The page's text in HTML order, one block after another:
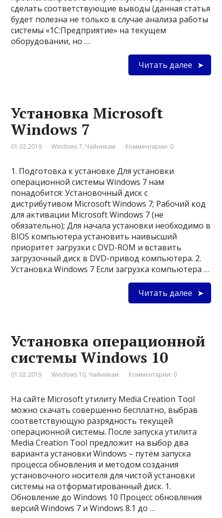
сделать соответствующие выводы (данная статья
будет полезна не только в случае анализа работы
системы «1С:Предприятие» на текущем
оборудовании, но …
Читать далее
Установка Microsoft
Windows 7
01.02.2019 Windows 7, Чайникам Комментарии: 0
1. Подготовка к установке Для установки
операционной системы Windows 7 нам
понадобится: Установочный диск с
дистрибутивом Microsoft Windows 7; Рабочий код
для активации Microsoft Windows 7 (не
обязательно); Для начала установки необходимо в
BIOS компьютера установить наивысший
приоритет загрузки с DVD-ROM и вставить
загрузочный диск в DVD-привод компьютера. 2.
Установка Windows 7 Если загрузка компьютера …
Читать далее
Установка операционной
системы Windows 10
01.02.2019 Windows 10, Чайникам Комментарии: 0
На сайте Microsoft утилиту Media Creation Tool
можно скачать совершенно бесплатно, выбрав
соответствующую разрядность текущей
операционной системы. После запуска утилита
Media Creation Tool предложит на выбор два
варианта установки Windows – путём запуска
процесса обновления и методом создания
установочного носителя для чистой установки
системы на отформатированный диск. 1.
Обновление до Windows 10 Процесс обновления
версий Windows 7 и Windows 8.1 до …